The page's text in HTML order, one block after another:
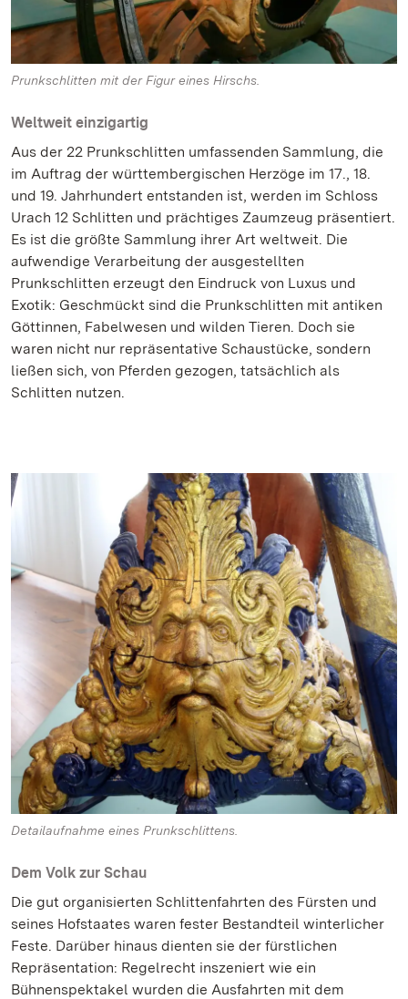
Prunkschlitten mit der Figur eines Hirschs.
Weltweit einzigartig
Aus der 22 Prunkschlitten umfassenden Sammlung, die
im Auftrag der württembergischen Herzöge im 17., 18.
und 19. Jahrhundert entstanden ist, werden im Schloss
Urach 12 Schlitten und prächtiges Zaumzeug präsentiert.
Es ist die größte Sammlung ihrer Art weltweit. Die
aufwendige Verarbeitung der ausgestellten
Prunkschlitten erzeugt den Eindruck von Luxus und
Exotik: Geschmückt sind die Prunkschlitten mit antiken
Göttinnen, Fabelwesen und wilden Tieren. Doch sie
waren nicht nur repräsentative Schaustücke, sondern
ließen sich, von Pferden gezogen, tatsächlich als
Schlitten nutzen.
Detailaufnahme eines Prunkschlittens.
Dem Volk zur Schau
Die gut organisierten Schlittenfahrten des Fürsten und
seines Hofstaates waren fester Bestandteil winterlicher
Feste. Darüber hinaus dienten sie der fürstlichen
Repräsentation: Regelrecht inszeniert wie ein
Bühnenspektakel wurden die Ausfahrten mit dem